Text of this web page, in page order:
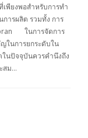
พียงพอสำหรับการทำ
ารผลิต รวมทั้ง การ
ในการจัดการ
ในการยกระดับใน
ในปัจจุบันควรคำนึงถึง
สม…